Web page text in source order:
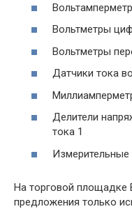
Вольтметры
Вольтметры
Датчики тока
Делители
тока 1
Измерительные
На торговой площадке
предложения только